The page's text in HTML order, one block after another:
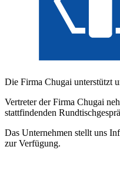
Die Firma Chugai unterstützt
Vertreter der Firma Chugai
stattfindenden
Das Unternehmen stellt uns
zur Verfügung.